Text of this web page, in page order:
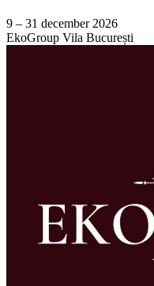
9 – 31 december 2026
EkoGroup Vila București